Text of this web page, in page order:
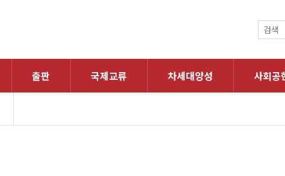
출판 국제교류 차세대양성 사회공